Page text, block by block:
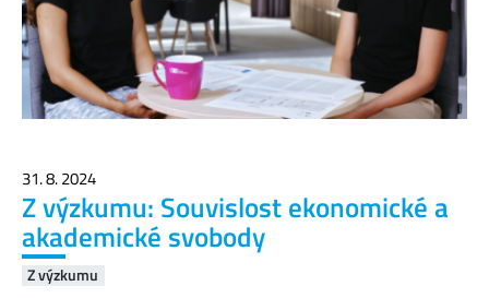
31. 8. 2024
Z výzkumu: Souvislost ekonomické a
akademické svobody
Z výzkumu